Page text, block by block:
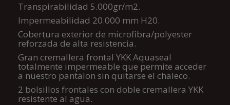
Transpirabilidad 5.000gr/m2.
Impermeabilidad 20.000 mm H20.
Cobertura exterior de microfibra/polyester
reforzada de alta resistencia.
Gran cremallera frontal YKK Aquaseal
totalmente impermeable que permite acceder
a nuestro pantalon sin quitarse el chaleco.
2 bolsillos frontales con doble cremallera YKK
resistente al agua.